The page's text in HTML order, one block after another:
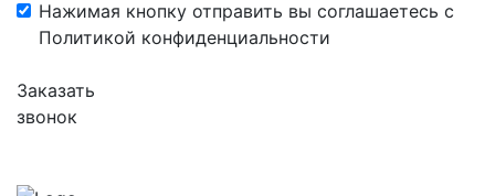
Нажимая кнопку отправить вы соглашаетесь с
Политикой конфиденциальности
Заказать
звонок